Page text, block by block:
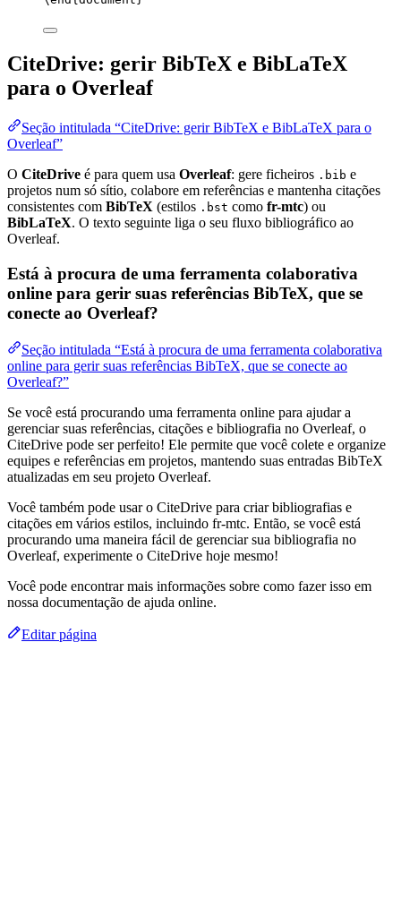
CiteDrive: gerir BibTeX e BibLaTeX
para o Overleaf
Seção intitulada “CiteDrive: gerir BibTeX e BibLaTeX para o
Overleaf”
O CiteDrive é para quem usa Overleaf: gere ficheiros .bib e
projetos num só sítio, colabore em referências e mantenha citações
consistentes com BibTeX (estilos .bst como fr-mtc) ou
BibLaTeX. O texto seguinte liga o seu fluxo bibliográfico ao
Overleaf.
Está à procura de uma ferramenta colaborativa
online para gerir suas referências BibTeX, que se
conecte ao Overleaf?
Seção intitulada “Está à procura de uma ferramenta colaborativa
online para gerir suas referências BibTeX, que se conecte ao
Overleaf?”
Se você está procurando uma ferramenta online para ajudar a
gerenciar suas referências, citações e bibliografia no Overleaf, o
CiteDrive pode ser perfeito! Ele permite que você colete e organize
equipes e referências em projetos, mantendo suas entradas BibTeX
atualizadas em seu projeto Overleaf.
Você também pode usar o CiteDrive para criar bibliografias e
citações em vários estilos, incluindo fr-mtc. Então, se você está
procurando uma maneira fácil de gerenciar sua bibliografia no
Overleaf, experimente o CiteDrive hoje mesmo!
Você pode encontrar mais informações sobre como fazer isso em
nossa documentação de ajuda online.
Editar página